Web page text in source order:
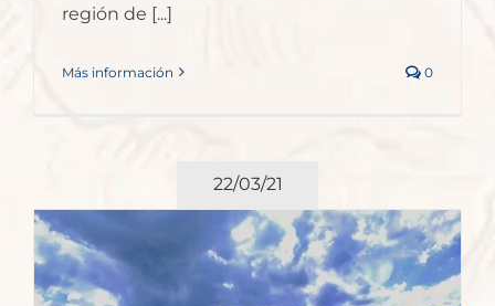
región de [...]
Más información 0
22/03/21